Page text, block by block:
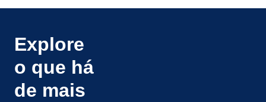
Explore
o que há
de mais